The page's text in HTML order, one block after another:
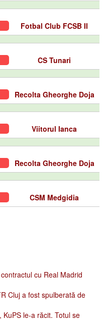
Fotbal Club FCSB II
CS Tunari
Recolta Gheorghe Doja
Viitorul Ianca
Recolta Gheorghe Doja
CSM Medgidia
cu Real Madrid
Cluj a fost spulberată de
le-a răcit. Totul se